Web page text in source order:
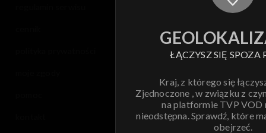
ŁĄCZYSZ SIĘ SPOZA
Kraj, z którego się
Zjednoczone , w związku z
na platformie TVP VOD
nieodstępna. Sprawdź, które
obejrzeć.